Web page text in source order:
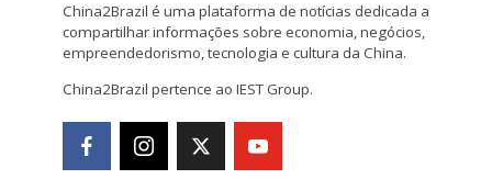
China2Brazil é uma plataforma de notícias dedicada a
compartilhar informações sobre economia, negócios,
empreendedorismo, tecnologia e cultura da China.
China2Brazil pertence ao IEST Group.